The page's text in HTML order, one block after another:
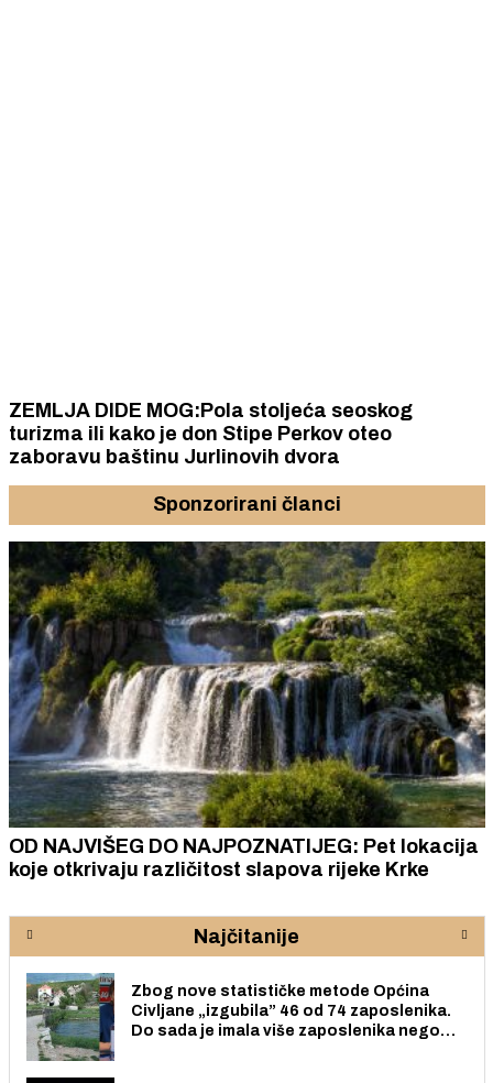
ZEMLJA DIDE MOG:Pola stoljeća seoskog
turizma ili kako je don Stipe Perkov oteo
zaboravu baštinu Jurlinovih dvora
Sponzorirani članci
OD NAJVIŠEG DO NAJPOZNATIJEG: Pet lokacija
koje otkrivaju različitost slapova rijeke Krke
Najčitanije
Zbog nove statističke metode Općina
Civljane „izgubila” 46 od 74 zaposlenika.
Do sada je imala više zaposlenika nego